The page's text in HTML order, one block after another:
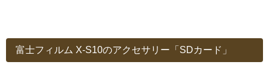
富士フィルム X-S10のアクセサリー「SDカード」